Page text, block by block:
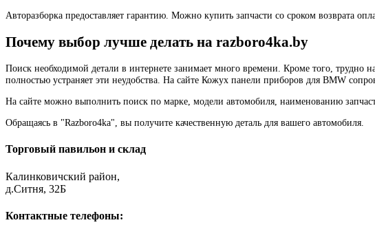
Авторазборка предоставляет гарантию. Можно купить запчасти со сроком возврата
Почему выбор лучше делать на razboro4ka.by
Поиск необходимой детали в интернете занимает много времени. Кроме того, трудно
полностью устраняет эти неудобства. На сайте Кожух панели приборов для BMW
На сайте можно выполнить поиск по марке, модели автомобиля, наименованию
Обращаясь в "Razboro4ka", вы получите качественную деталь для вашего автомобиля.
Торговый павильон и склад
Калинковичский район,
д.Ситня, 32Б
Контактные телефоны: